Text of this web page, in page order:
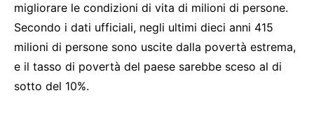
migliorare le condizioni di vita di milioni di persone.
Secondo i dati ufficiali, negli ultimi dieci anni 415
milioni di persone sono uscite dalla povertà estrema,
e il tasso di povertà del paese sarebbe sceso al di
sotto del 10%.